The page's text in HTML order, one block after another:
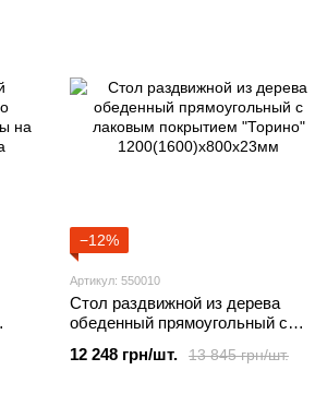
−12%
Артикул: 550010
Стол раздвижной из дерева
обеденный прямоугольный с
1200(1600)х800х23мм13 845 грн/шт.
12 248 грн/шт.